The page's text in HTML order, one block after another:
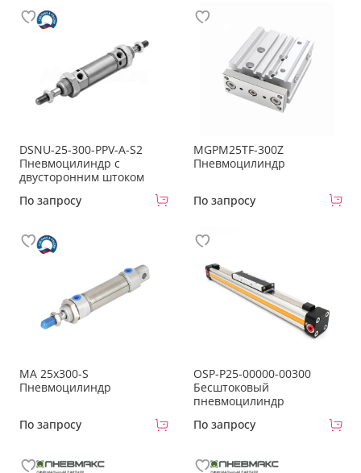
DSNU-25-300-PPV-A-S2
Пневмоцилиндр с
двусторонним штоком
По запросу
MGPM25TF-300Z
Пневмоцилиндр
По запросу
MA 25x300-S
Пневмоцилиндр
По запросу
OSP-P25-00000-00300
Бесштоковый
пневмоцилиндр
По запросу